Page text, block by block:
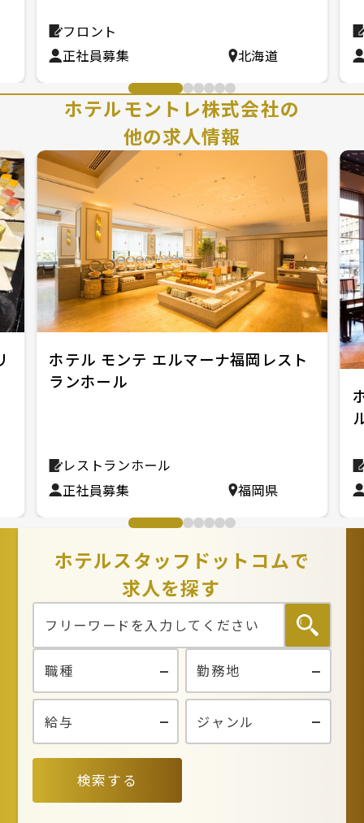
フロント
正社員募集
北海道
ホテルモントレ株式会社の
他の求人情報
ホテル モンテ エルマーナ福岡レスト
ランホール
レストランホール
正社員募集
福岡県
ホテルスタッフドットコムで
求人を探す
検索する